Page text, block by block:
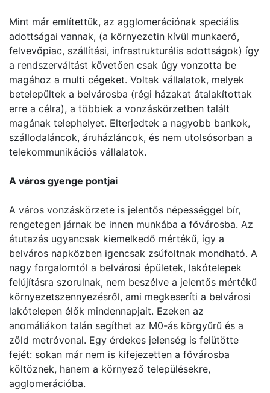
Mint már említettük, az agglomerációnak speciális
adottságai vannak, (a környezetin kívül munkaerő,
felvevőpiac, szállítási, infrastrukturális adottságok) így
a rendszerváltást követően csak úgy vonzotta be
magához a multi cégeket. Voltak vállalatok, melyek
betelepültek a belvárosba (régi házakat átalakítottak
erre a célra), a többiek a vonzáskörzetben talált
magának telephelyet. Elterjedtek a nagyobb bankok,
szállodaláncok, áruházláncok, és nem utolsósorban a
telekommunikációs vállalatok.
A város gyenge pontjai
A város vonzáskörzete is jelentős népességgel bír,
rengetegen járnak be innen munkába a fővárosba. Az
átutazás ugyancsak kiemelkedő mértékű, így a
belváros napközben igencsak zsúfoltnak mondható. A
nagy forgalomtól a belvárosi épületek, lakótelepek
felújításra szorulnak, nem beszélve a jelentős mértékű
környezetszennyezésről, ami megkeseríti a belvárosi
lakótelepen élők mindennapjait. Ezeken az
anomáliákon talán segíthet az M0-ás körgyűrű és a
zöld metróvonal. Egy érdekes jelenség is felütötte
fejét: sokan már nem is kifejezetten a fővárosba
költöznek, hanem a környező településekre,
agglomerációba.